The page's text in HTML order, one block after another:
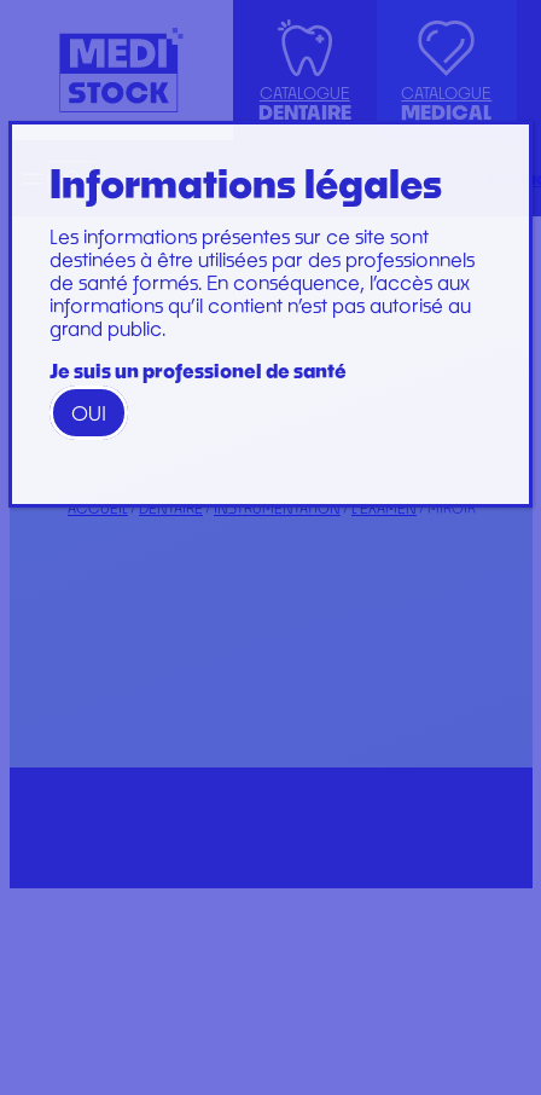
CATALOGUE
DENTAIRE
ASPIRATION
CANULE
COMPRESSE ET COTON
DIVERS
ENDODONTIE
IMPLANTOLOGIE ET
IRRIGATION
INSTRUMENTATION
KIT INSTRUMENTS
LABORATOIRE
PLATEAU
PROTECTION
RESTAURATION ET
GAMME WOODPECKER
Marques
CATALOGUE
MEDICAL
ACCESSOIRES
INJECTION, PRÉLÈVEMENT ET
PERFUSION
CONSOMMABLES
GYNÉCOLOGIE
PROTECTION ET HYGIÈNE
SET DE PANSEMENT
SET DE PERFUSION
SET DE SOINS
SET DE SUTURE
SOINS ET
PANSEMENTS
RechercheEnglish
ACCUEIL/DENTAIRE/INSTRUMENTATION/L’EXAMEN/ MIROIR
Informations légales
Les informations présentes sur ce site sont
destinées à être utilisées par des professionnels
de santé formés. En conséquence, l’accès aux
informations qu’il contient n’est pas autorisé au
grand public.
Je suis un professionel de santé
OUI